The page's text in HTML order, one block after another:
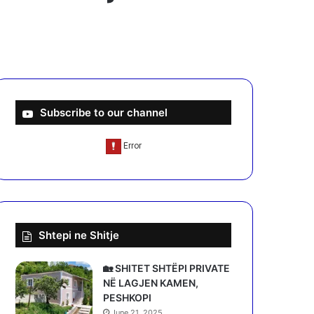
Subscribe to our channel
Shtepi ne Shitje
🏡 SHITET SHTËPI PRIVATE
NË LAGJEN KAMEN,
PESHKOPI